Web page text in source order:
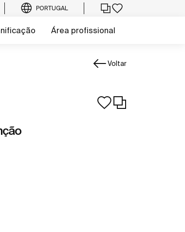
PORTUGAL
Área profissional
Voltar